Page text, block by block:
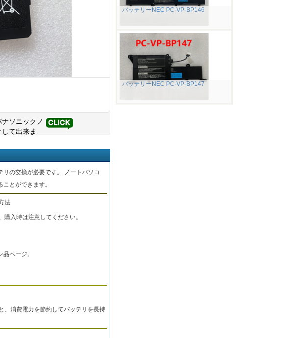
ナソニック ノ
て出来ま
の交換が必要です。 ノートパソコ
とができます。
法
入時は注意してください。
ページ。
、消費電力を節約してバッテリを長持
バッテリーNEC PC-VP-BP146
バッテリーNEC PC-VP-BP147